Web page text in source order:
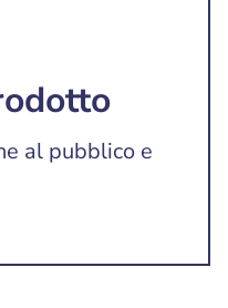
al pubblico e